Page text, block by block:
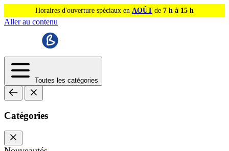
Horaires d'ouverture spéciaux en AOÛTde 7 h à 15 h
Aller au contenu
Toutes les catégories
Catégories